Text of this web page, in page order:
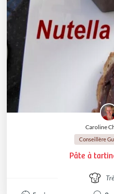
Caroline
Conseillère
Pâte à